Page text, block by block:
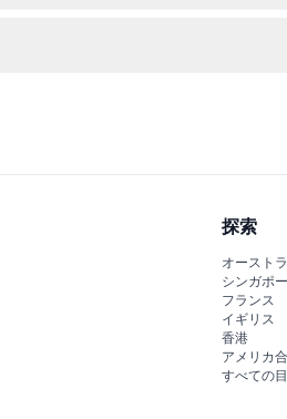
探索
オースト
シンガポ
フランス
イギリス
香港
アメリカ
すべての